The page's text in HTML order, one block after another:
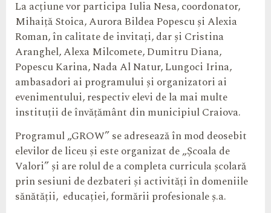
La acțiune vor participa Iulia Nesa, coordonator,
Mihaiță Stoica, Aurora Bildea Popescu și Alexia
Roman, în calitate de invitați, dar și Cristina
Aranghel, Alexa Milcomete, Dumitru Diana,
Popescu Karina, Nada Al Natur, Lungoci Irina,
ambasadori ai programului și organizatori ai
evenimentului, respectiv elevi de la mai multe
instituții de învățământ din municipiul Craiova.
Programul „GROW” se adresează în mod deosebit
elevilor de liceu și este organizat de „Școala de
Valori” și are rolul de a completa curricula școlară
prin sesiuni de dezbateri și activități în domeniile
sănătății, educației, formării profesionale ș.a.